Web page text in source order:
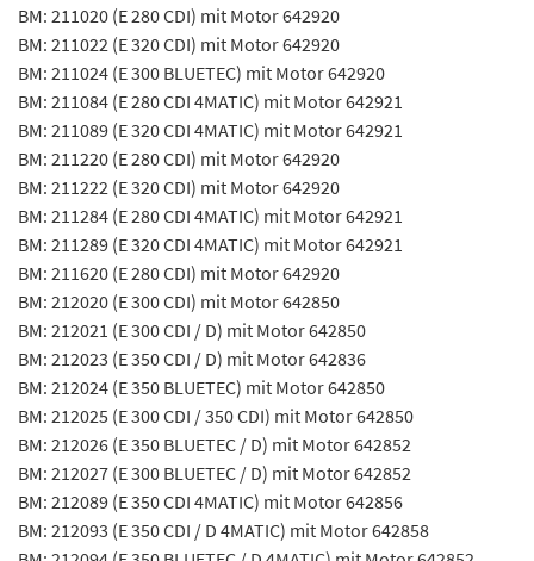
BM: 211020 (E 280 CDI) mit Motor 642920
BM: 211022 (E 320 CDI) mit Motor 642920
BM: 211024 (E 300 BLUETEC) mit Motor 642920
BM: 211084 (E 280 CDI 4MATIC) mit Motor 642921
BM: 211089 (E 320 CDI 4MATIC) mit Motor 642921
BM: 211220 (E 280 CDI) mit Motor 642920
BM: 211222 (E 320 CDI) mit Motor 642920
BM: 211284 (E 280 CDI 4MATIC) mit Motor 642921
BM: 211289 (E 320 CDI 4MATIC) mit Motor 642921
BM: 211620 (E 280 CDI) mit Motor 642920
BM: 212020 (E 300 CDI) mit Motor 642850
BM: 212021 (E 300 CDI / D) mit Motor 642850
BM: 212023 (E 350 CDI / D) mit Motor 642836
BM: 212024 (E 350 BLUETEC) mit Motor 642850
BM: 212025 (E 300 CDI / 350 CDI) mit Motor 642850
BM: 212026 (E 350 BLUETEC / D) mit Motor 642852
BM: 212027 (E 300 BLUETEC / D) mit Motor 642852
BM: 212089 (E 350 CDI 4MATIC) mit Motor 642856
BM: 212093 (E 350 CDI / D 4MATIC) mit Motor 642858